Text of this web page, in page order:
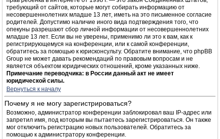
требующий от сайтов, которые могут собирать информацию от
несовершеннолетних младше 13 лет, иметь на это письменное согласие
родителей. Допустимо наличие иного вида подтверждения того, что
опекуны разрешают сбор личной информации от несовершеннолетних
младше 13 лет. Если вы не уверены, применимо ли это к вам, как к
регистрирующемуся на конференции, или к самой конференции,
обратитесь за помощью к юрисконсульту. Обратите внимание, что phpBB
Group не может давать рекомендаций по правовым вопросам и не
является объектом юридических отношений, кроме указанных ниже.
Примечание переводчика: в России данный акт не имеет
юридической силы.
Вернуться к началу
Почему я не могу зарегистрироваться?
Возможно, администратор конференции заблокировал ваш IP-адрес или
запретил имя, под которым вы пытаетесь зарегистрироваться. Он также
мог отключить регистрацию новых пользователей. Обратитесь за
помощью к администратору конференции.